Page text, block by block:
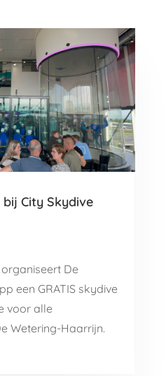
City Skydive
De
een GRATIS skydive
voor alle
Wetering-Haarrijn.